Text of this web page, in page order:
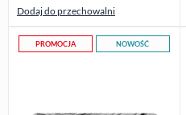
Dodaj do przechowalni
PROMOCJA NOWOŚĆ